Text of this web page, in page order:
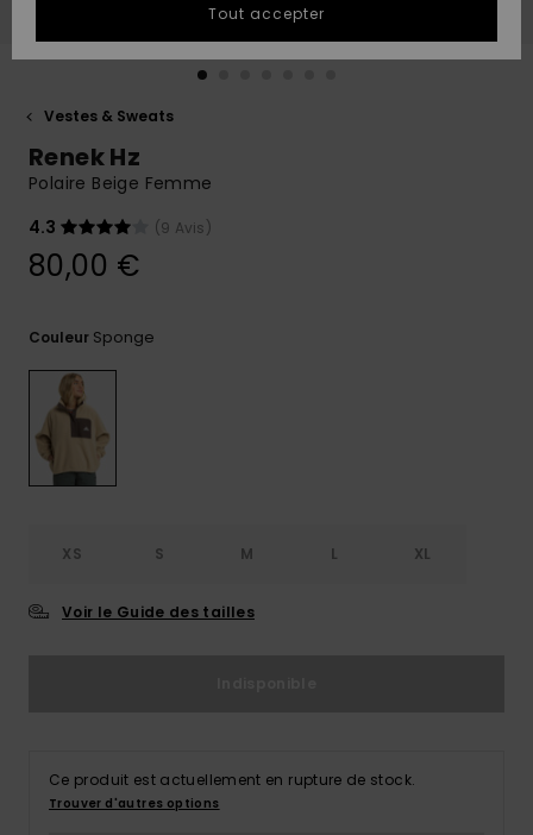
conversation
obtenir la
à votre
Démarrer
Consulter
Vestes & Sweats
Renek Hz
Polaire Beige Femme
4.3
(9 Avis)
80,00 €
Couleur Sponge
XS S M L XL
Voir le Guide des tailles
Ce produit est actuellement en rupture de stock.
Trouver d'autres options
Tout accepter